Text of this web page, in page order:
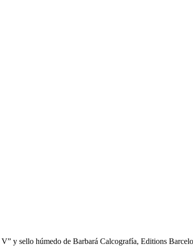
y sello húmedo de Barbará Calcografía, Editions